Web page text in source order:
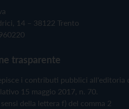
14 – 38122 Trento
trasparente
i contributi pubblici all'editoria
15 maggio 2017, n. 70.
della lettera f) del comma 2